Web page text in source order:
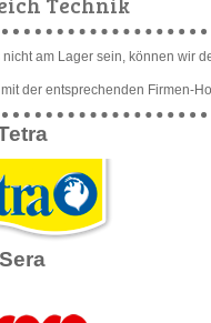
am Lager sein, können wir
der entsprechenden Firmen-
Sera